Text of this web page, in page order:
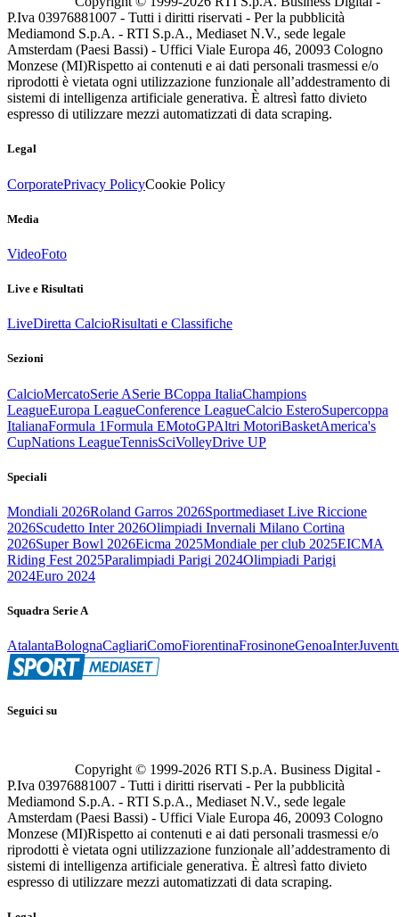
P.Iva 03976881007 - Tutti i diritti riservati - Per la pubblicità
Mediamond S.p.A. - RTI S.p.A., Mediaset N.V., sede legale
Amsterdam (Paesi Bassi) - Uffici Viale Europa 46, 20093 Cologno
Monzese (MI)Rispetto ai contenuti e ai dati personali trasmessi e/o
riprodotti è vietata ogni utilizzazione funzionale all’addestramento di
sistemi di intelligenza artificiale generativa. È altresì fatto divieto
espresso di utilizzare mezzi automatizzati di data scraping.
Legal
CorporatePrivacy PolicyCookie Policy
Media
VideoFoto
Live e Risultati
LiveDiretta CalcioRisultati e Classifiche
Sezioni
CalcioMercatoSerie ASerie BCoppa ItaliaChampions
LeagueEuropa LeagueConference LeagueCalcio EsteroSupercoppa
ItalianaFormula 1Formula EMotoGPAltri MotoriBasketAmerica's
CupNations LeagueTennisSciVolleyDrive UP
Speciali
Mondiali 2026Roland Garros 2026Sportmediaset Live Riccione
2026Scudetto Inter 2026Olimpiadi Invernali Milano Cortina
2026Super Bowl 2026Eicma 2025Mondiale per club 2025EICMA
Riding Fest 2025Paralimpiadi Parigi 2024Olimpiadi Parigi
2024Euro 2024
Squadra Serie A
AtalantaBolognaCagliariComoFiorentinaFrosinoneGenoaInter
Seguici su
Copyright © 1999-2026 RTI S.p.A. Business Digital -
P.Iva 03976881007 - Tutti i diritti riservati - Per la pubblicità
Mediamond S.p.A. - RTI S.p.A., Mediaset N.V., sede legale
Amsterdam (Paesi Bassi) - Uffici Viale Europa 46, 20093 Cologno
Monzese (MI)Rispetto ai contenuti e ai dati personali trasmessi e/o
riprodotti è vietata ogni utilizzazione funzionale all’addestramento di
sistemi di intelligenza artificiale generativa. È altresì fatto divieto
espresso di utilizzare mezzi automatizzati di data scraping.